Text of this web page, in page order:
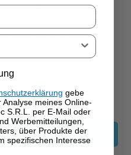
und Produkt mit
Nasssauger;
3-mal mit klarem
Schmutz von der
bei Bedarf.
SCHRITTEN 2
gebe
meines Online-
S.R.L. per E-Mail oder
Werbemitteilungen,
über Produkte der
spezifischen Interesse